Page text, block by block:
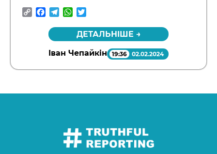
CopyFacebook
TelegramWhatsApp
ДЕТАЛЬНІШЕ →
Іван Чепайкін 19:36 02.02.2024